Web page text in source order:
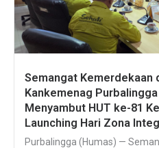
Semangat Kemerdekaan
Kankemenag
Menyambut HUT ke-81
Launching Hari Zona
Purbalingga (Humas) —